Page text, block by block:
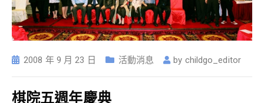
2008 年 9 月 23 日 活動消息 by childgo_editor
棋院五週年慶典